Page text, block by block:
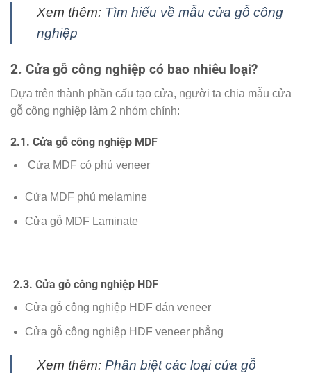
Xem thêm: Tìm hiểu về mẫu cửa gỗ công
nghiệp
2. Cửa gỗ công nghiệp có bao nhiêu loại?
Dựa trên thành phần cấu tạo cửa, người ta chia mẫu cửa
gỗ công nghiệp làm 2 nhóm chính:
2.1. Cửa gỗ công nghiệp MDF
Cửa MDF có phủ veneer
Cửa MDF phủ melamine
Cửa gỗ MDF Laminate
2.3. Cửa gỗ công nghiệp HDF
Cửa gỗ công nghiệp HDF dán veneer
Cửa gỗ công nghiệp HDF veneer phẳng
Xem thêm: Phân biệt các loại cửa gỗ